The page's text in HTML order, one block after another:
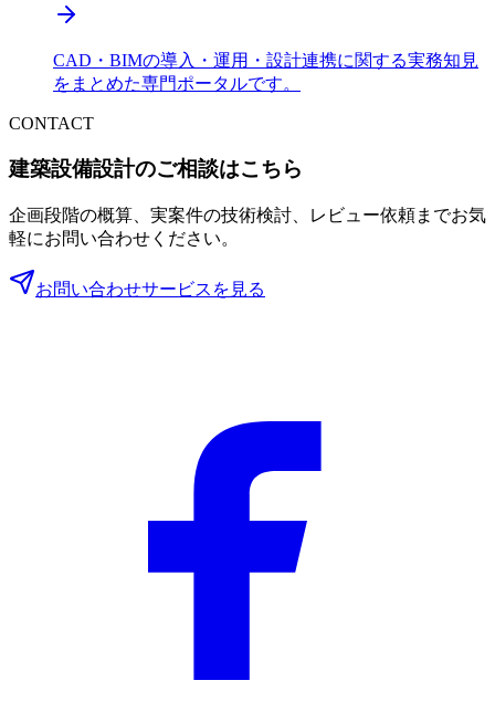
CAD・BIMの導入・運用・設計連携に関する実務知見
をまとめた専門ポータルです。
CONTACT
建築設備設計のご相談はこちら
企画段階の概算、実案件の技術検討、レビュー依頼までお気
軽にお問い合わせください。
お問い合わせサービスを見る